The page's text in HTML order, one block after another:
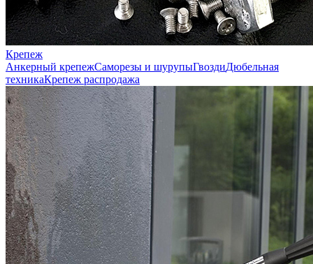
Крепеж
Анкерный крепежСаморезы и шурупыГвоздиДюбельная
техникаКрепеж распродажа